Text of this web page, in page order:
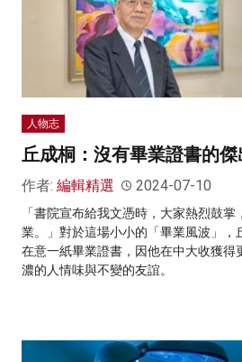
人物志
丘成桐：沒有畢業證書的傑
作者: 編輯精選 2024-07-10
「書院宣布給我文憑時，大家熱烈鼓掌
業。」對於這場小小的「畢業風波」，
在意一紙畢業證書，因他在中大收獲得
濃的人情味與不變的友誼。